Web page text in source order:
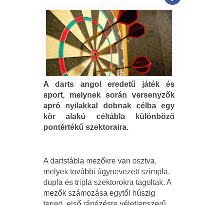
A darts angol eredetű játék és
sport, melynek során versenyzők
apró nyilakkal dobnak célba egy
kör alakú céltábla különböző
pontértékű szektoraira.
A dartstábla mezőkre van osztva,
melyek további úgynevezett szimpla,
dupla és tripla szektorokra tagoltak. A
mezők számozása egytől húszig